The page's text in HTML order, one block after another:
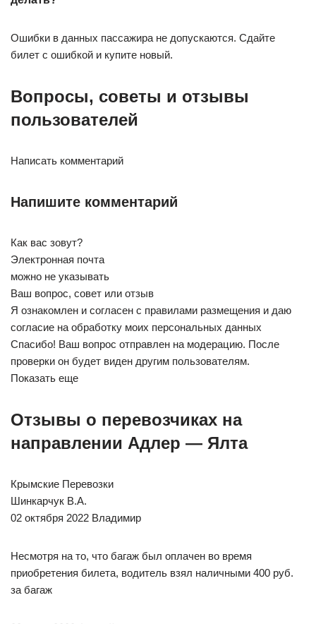
Ошибки в данных пассажира не допускаются. Сдайте
билет с ошибкой и купите новый.
Вопросы, советы и отзывы
пользователей
Написать комментарий
Напишите комментарий
Как вас зовут?
Электронная почта
можно не указывать
Ваш вопрос, совет или отзыв
Я ознакомлен и согласен с правилами размещения и даю
согласие на обработку моих персональных данных
Спасибо! Ваш вопрос отправлен на модерацию. После
проверки он будет виден другим пользователям.
Показать еще
Отзывы о перевозчиках на
направлении Адлер — Ялта
Крымские Перевозки
Шинкарчук В.А.
02 октября 2022 Владимир
Несмотря на то, что багаж был оплачен во время
приобретения билета, водитель взял наличными 400 руб.
за багаж